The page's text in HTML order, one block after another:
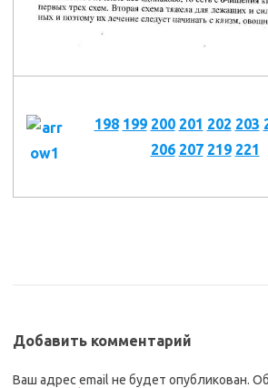
198 199 200 201 202 203
206 207 219 221
Добавить комментарий
Ваш адрес email не будет опубликован.